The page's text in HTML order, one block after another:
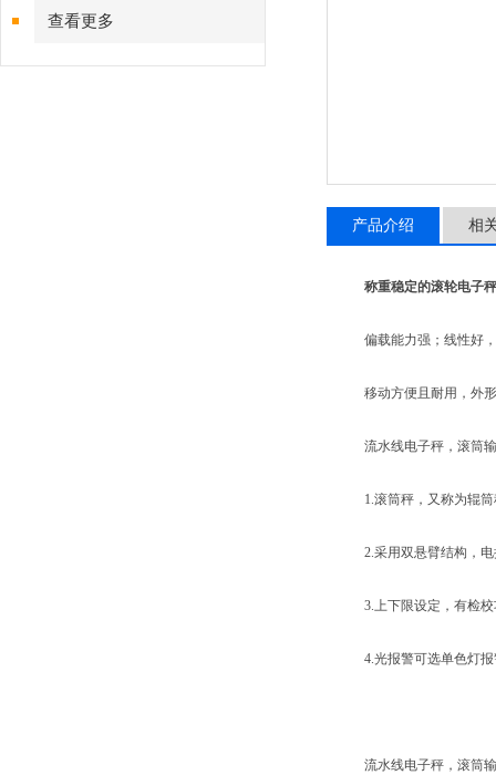
查看更多
产品介绍 相
称重稳定的滚轮电子秤
偏载能力强；线性好，
移动方便且耐用，外形
流水线电子秤，滚筒输
1.滚筒秤，又称为辊筒
2.采用双悬臂结构，电
3.上下限设定，有检校
4.光报警可选单色灯报
流水线电子秤，滚筒输